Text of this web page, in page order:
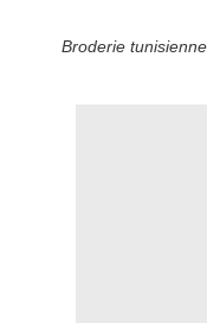
Broderie